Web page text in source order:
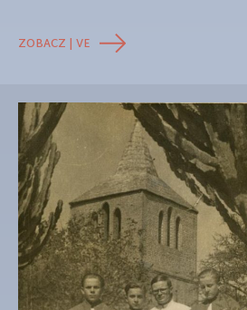
ZOBACZ | VE